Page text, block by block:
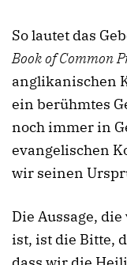
So lautet das
Book of Common
anglikanischen
ein berühmtes
noch immer in
evangelischen
wir seinen
Die Aussage,
ist, ist die Bitte,